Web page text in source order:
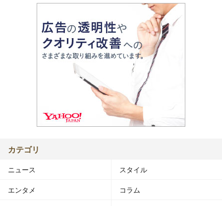
カテゴリ
ニュース スタイル
エンタメ コラム